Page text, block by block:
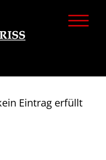
Eintrag erfüllt